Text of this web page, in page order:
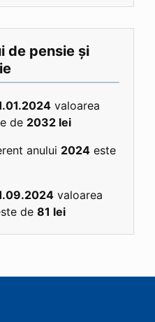
de pensie și
valoarea
de 2032 lei
anului 2024 este
valoarea
de 81 lei